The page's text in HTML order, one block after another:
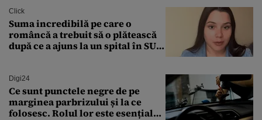
Click
Suma incredibilă pe care o
româncă a trebuit să o plătească
după ce a ajuns la un spital în SUA:
Digi24
Ce sunt punctele negre de pe
marginea parbrizului și la ce
folosesc. Rolul lor este esențial